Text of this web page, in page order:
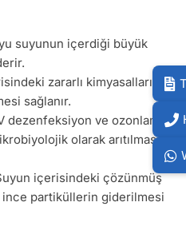
suyunun içerdiği büyük
zararlı kimyasalların
sağlanır.
dezenfeksiyon ve ozonlama
olarak arıtılması
içerisindeki çözünmüş
ince partiküllerin giderilmesi